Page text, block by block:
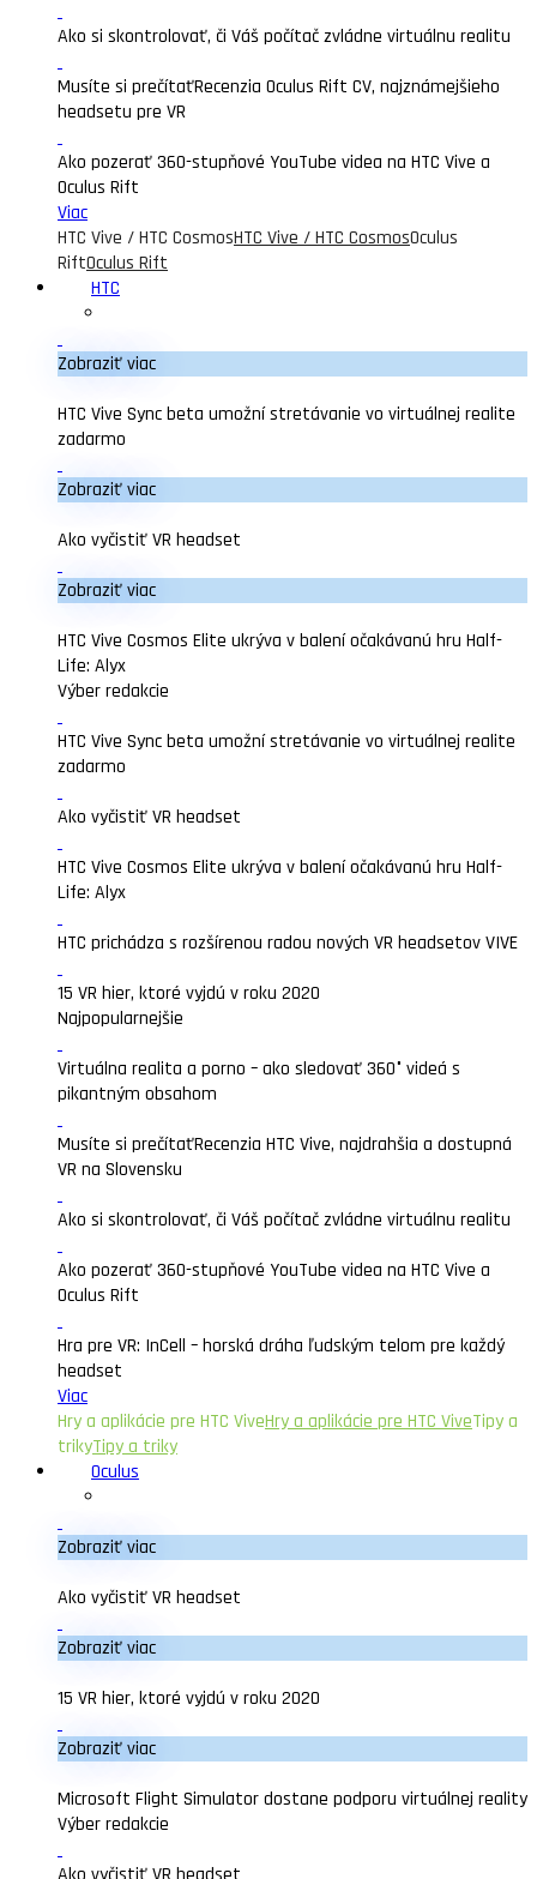
Ako si skontrolovať, či Váš počítač zvládne virtuálnu realitu
Musíte si prečítaťRecenzia Oculus Rift CV, najznámejšieho
headsetu pre VR
Ako pozerať 360-stupňové YouTube videa na HTC Vive a
Oculus Rift
Viac
HTC Vive / HTC CosmosHTC Vive / HTC CosmosOculus
RiftOculus Rift
HTC
Zobraziť viac
HTC Vive Sync beta umožní stretávanie vo virtuálnej realite
zadarmo
Zobraziť viac
Ako vyčistiť VR headset
Zobraziť viac
HTC Vive Cosmos Elite ukrýva v balení očakávanú hru Half-
Life: Alyx
Výber redakcie
HTC Vive Sync beta umožní stretávanie vo virtuálnej realite
zadarmo
Ako vyčistiť VR headset
HTC Vive Cosmos Elite ukrýva v balení očakávanú hru Half-
Life: Alyx
HTC prichádza s rozšírenou radou nových VR headsetov VIVE
15 VR hier, ktoré vyjdú v roku 2020
Najpopularnejšie
Virtuálna realita a porno – ako sledovať 360° videá s
pikantným obsahom
Musíte si prečítaťRecenzia HTC Vive, najdrahšia a dostupná
VR na Slovensku
Ako si skontrolovať, či Váš počítač zvládne virtuálnu realitu
Ako pozerať 360-stupňové YouTube videa na HTC Vive a
Oculus Rift
Hra pre VR: InCell – horská dráha ľudským telom pre každý
headset
Viac
Hry a aplikácie pre HTC ViveHry a aplikácie pre HTC ViveTipy a
trikyTipy a triky
Oculus
Zobraziť viac
Ako vyčistiť VR headset
Zobraziť viac
15 VR hier, ktoré vyjdú v roku 2020
Zobraziť viac
Microsoft Flight Simulator dostane podporu virtuálnej reality
Výber redakcie